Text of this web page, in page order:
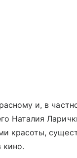
и, в
Наталия
красоты,
кино.